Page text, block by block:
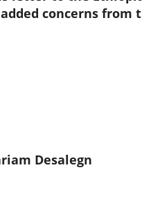
concerns from
Desalegn